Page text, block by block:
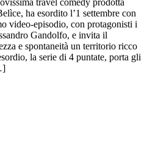
travel comedy prodotta
ha esordito l’1 settembre con
video-episodio, con protagonisti i
Gandolfo, e invita il
e spontaneità un territorio ricco
la serie di 4 puntate, porta gli